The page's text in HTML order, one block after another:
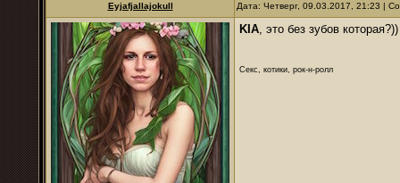
Eyjafjallajokull Дата: Четверг, 09.03.2017, 21:23 |
KIA, это без зубов которая?))
Секс, котики, рок-н-ролл